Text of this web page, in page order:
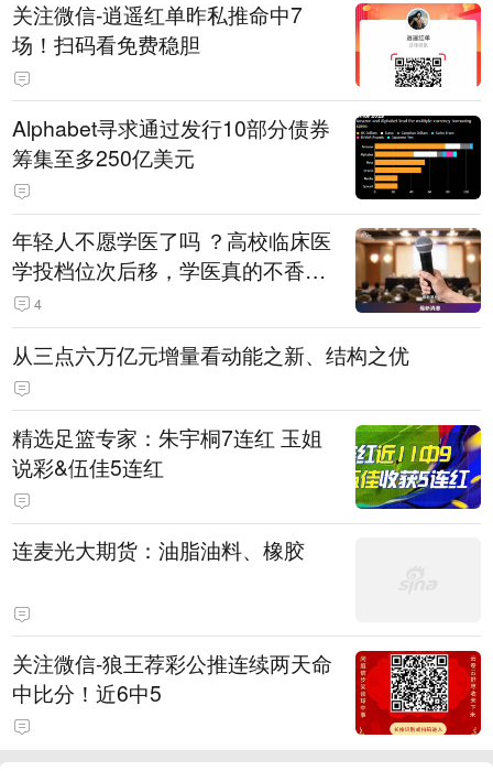
关注微信-逍遥红单昨私推命中7
场！扫码看免费稳胆
Alphabet寻求通过发行10部分债券
筹集至多250亿美元
年轻人不愿学医了吗 ？高校临床医
学投档位次后移，学医真的不香了
吗 4
从三点六万亿元增量看动能之新、结构之优
精选足篮专家：朱宇桐7连红 玉姐
说彩&伍佳5连红
连麦光大期货：油脂油料、橡胶
关注微信-狼王荐彩公推连续两天命
中比分！近6中5